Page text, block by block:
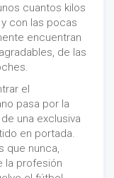
cuantos kilos
con las pocas
encuentran
de las
el
pasa por la
una exclusiva
en portada.
que nunca,
la profesión